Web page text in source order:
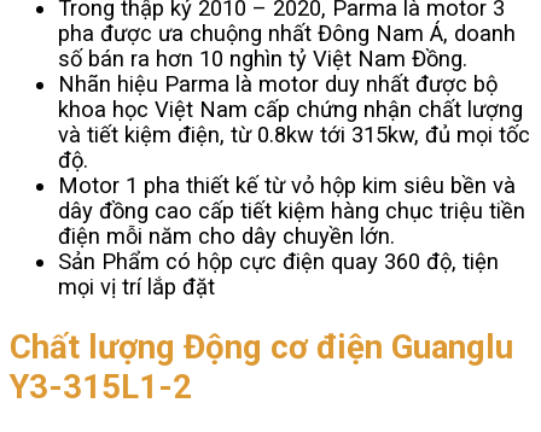
Trong thập kỷ 2010 – 2020, Parma là motor 3
pha được ưa chuộng nhất Đông Nam Á, doanh
số bán ra hơn 10 nghìn tỷ Việt Nam Đồng.
Nhãn hiệu Parma là motor duy nhất được bộ
khoa học Việt Nam cấp chứng nhận chất lượng
và tiết kiệm điện, từ 0.8kw tới 315kw, đủ mọi tốc
độ.
Motor 1 pha thiết kế từ vỏ hộp kim siêu bền và
dây đồng cao cấp tiết kiệm hàng chục triệu tiền
điện mỗi năm cho dây chuyền lớn.
Sản Phẩm có hộp cực điện quay 360 độ, tiện
mọi vị trí lắp đặt
Chất lượng Động cơ điện Guanglu
Y3-315L1-2